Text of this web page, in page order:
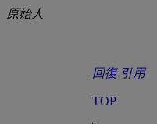
原始人
回復 引用
TOP